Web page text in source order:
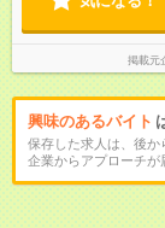
掲載元
興味のあるバイト
保存した求人は、後か
企業からアプローチが